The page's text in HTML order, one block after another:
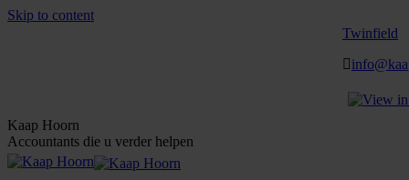
Skip to content
Twinfield
Kaap Hoorn
Accountants die u verder helpen